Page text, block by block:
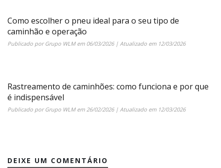
Como escolher o pneu ideal para o seu tipo de
caminhão e operação
Publicado porGrupo WLMem 06/03/2026| Atualizado em 12/03/2026
Rastreamento de caminhões: como funciona e por que
é indispensável
Publicado porGrupo WLMem26/02/2026| Atualizado em 12/03/2026
DEIXE UM COMENTÁRIO